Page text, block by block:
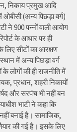
निकाय प्रमुख आदि
(अन्य पिछड़ा वर्ग)
ने 900 पन्नों वाली आयोग
के आधार पर ही
लिए सीटों का आरक्षण
में अन्य पिछड़ा वर्ग
लोगों की ही राजनीति में
प्रधान, शहरी निकायों
और सरपंच भी नहीं बन
भाटी ने कहा कि
बनाई है। सामाजिक,
की गई है। इसके लिए